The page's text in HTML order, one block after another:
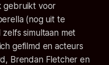
gebruikt voor
(nog uit te
simultaan met
gefilmd en acteurs
Brendan Fletcher en